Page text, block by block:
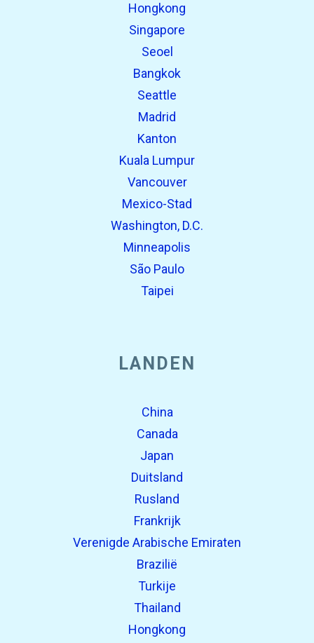
Hongkong
Singapore
Seoel
Bangkok
Seattle
Madrid
Kanton
Kuala Lumpur
Vancouver
Mexico-Stad
Washington, D.C.
Minneapolis
São Paulo
Taipei
LANDEN
China
Canada
Japan
Duitsland
Rusland
Frankrijk
Verenigde Arabische Emiraten
Brazilië
Turkije
Thailand
Hongkong